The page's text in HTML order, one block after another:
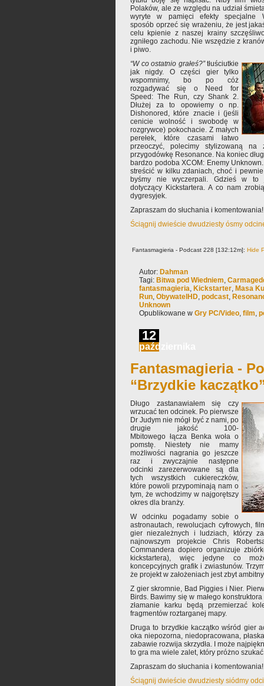
Polaków, ale ze względu na udział
wyryte w pamięci efekty specjalne
sposób oprzeć się wrażeniu, że jest
celu kpienie z naszej krainy
zgniłego zachodu. Nie wszędzie z
i piwo.
“W co ostatnio grałeś?”tłuściutkie
jak nigdy. O części gier tylko
wspomnimy, bo po cóż
rozgadywać się o Need for
Speed: The Run, czy Shank 2.
Dłużej za to opowiemy o np.
Dishonored, które znacie i (jeśli
cenicie wolność i swobodę w
rozgrywce) pokochacie. Z małych
perełek, które czasami łatwo
przeoczyć, polecimy stylizowaną
przygodówkę Resonance. Na koniec
bardzo podoba XCOM: Enemy
streścić w kilku zdaniach, choć i
byśmy nie wyczerpali. Gdzieś w to
dotyczący Kickstartera. A co nam
dygresyjek.
Zapraszam do słuchania i komentowania!
Ściągnij dwieście dwudziesty ósmy
Fantasmagieria - Podcast 228 [132:12m]: Hide
Autor: Dahman
Tagi: Bitwa pod Wiedniem,
fantasmagieria, Kickstarter, Masa
Run, ObywatelHD, podcast,
Unknown
Opublikowane w Gry PC/Video, film,
12
października
Fantasmagieria -
“Brzydkie
Długo zastanawiałem się czy
wrzucać ten odcinek. Po pierwsze
Dr Judym nie mógł być z nami, po
drugie jakość 100-
Mbitowego łącza Benka woła o
pomstę. Niestety nie mamy
możliwości nagrania go jeszcze
raz i zwyczajnie następne
odcinki zarezerwowane są dla
tych wszystkich cukiereczków,
które powoli przypominają nam o
tym, że wchodzimy w najgorętszy
okres dla branży.
W odcinku pogadamy sobie o
astronautach, rewolucjach cyfrowych,
gier niezależnych i ludziach, którzy
najnowszym projekcie Chris
Commandera dopiero organizuje
kickstartera), więc jedyne co
koncepcyjnych grafik i zwiastunów.
że projekt w założeniach jest zbyt
Z gier skromnie, Bad Piggies i Nier.
Birds. Bawimy się w małego
złamanie karku będą przemierzać
fragmentów roztarganej mapy.
Druga to brzydkie kaczątko wśród gier
oka niepozorna, niedopracowana,
zabawie rozwija skrzydła. I może
to gra ma wiele zalet, który próżno
Zapraszam do słuchania i komentowania!
Ściągnij dwieście dwudziesty siódmy